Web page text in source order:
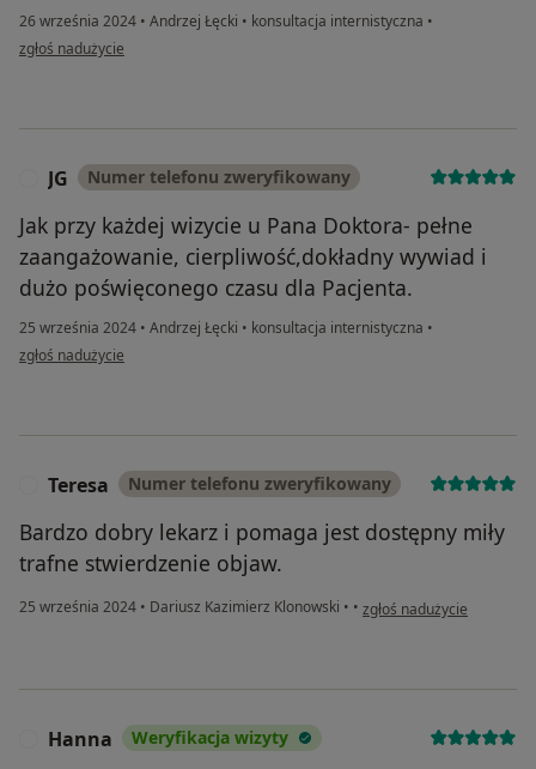
26 września 2024 • Andrzej Łęcki • konsultacja internistyczna •
w opinii użytkownika Magda
zgłoś nadużycie
JG Numer telefonu zweryfikowany
Jak przy każdej wizycie u Pana Doktora- pełne
zaangażowanie, cierpliwość,dokładny wywiad i
dużo poświęconego czasu dla Pacjenta.
25 września 2024 • Andrzej Łęcki • konsultacja internistyczna •
w opinii użytkownika JG
zgłoś nadużycie
Teresa Numer telefonu zweryfikowany
Bardzo dobry lekarz i pomaga jest dostępny miły
trafne stwierdzenie objaw.
25 września 2024 • Dariusz Kazimierz Klonowski • • w opinii użytkownika
zgłoś nadużycie
Hanna Weryfikacja wizyty